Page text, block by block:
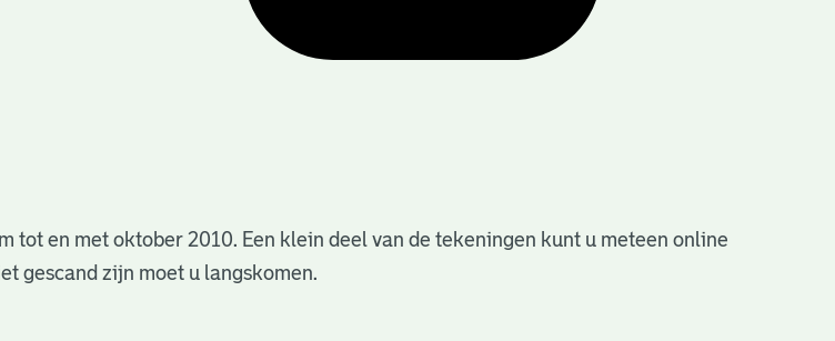
tot en met oktober 2010. Een klein deel van de tekeningen kunt u meteen online
gescand zijn moet u langskomen.